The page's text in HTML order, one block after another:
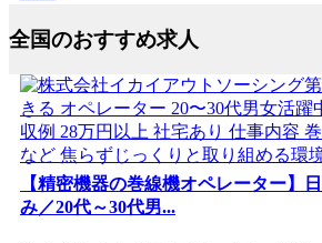
全国のおすすめ求人
【精密機器の巻線機オペレーター】
み／20代～30代男...